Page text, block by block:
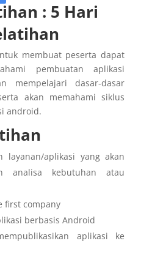
: 5 Hari
membuat peserta dapat
pembuatan aplikasi
mempelajari dasar-dasar
akan memahami siklus
android.
layanan/aplikasi yang akan
analisa kebutuhan atau
first company
berbasis Android
aplikasi ke